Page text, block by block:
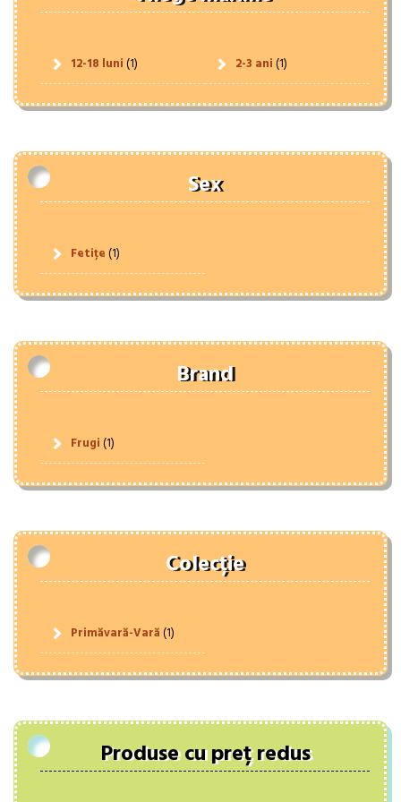
12-18 luni(1) 2-3 ani(1)
Sex
Fetițe(1)
Brand
Frugi(1)
Colecție
Primăvară-Vară(1)
Produse cu preț redus